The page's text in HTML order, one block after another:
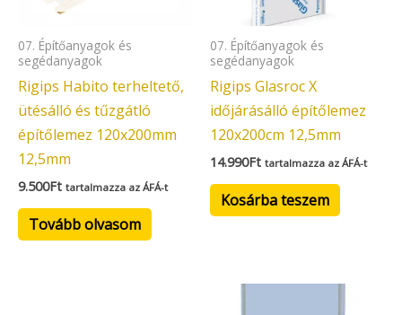
07. Építőanyagok és
segédanyagok
Rigips Habito terheltető,
ütésálló és tűzgátló
építőlemez 120x200mm
12,5mm
9.500Ft tartalmazza az ÁFÁ-t
Tovább olvasom
07. Építőanyagok és
segédanyagok
Rigips Glasroc X
időjárásálló építőlemez
120x200cm 12,5mm
14.990Ft tartalmazza az ÁFÁ-t
Kosárba teszem